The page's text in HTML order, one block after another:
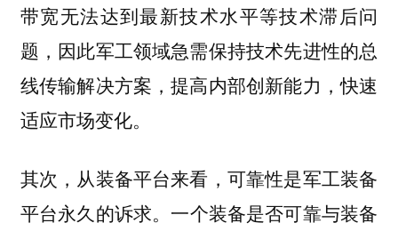
带宽无法达到最新技术水平等技术滞后问
题，因此军工领域急需保持技术先进性的总
线传输解决方案，提高内部创新能力，快速
适应市场变化。
其次，从装备平台来看，可靠性是军工装备
平台永久的诉求。一个装备是否可靠与装备